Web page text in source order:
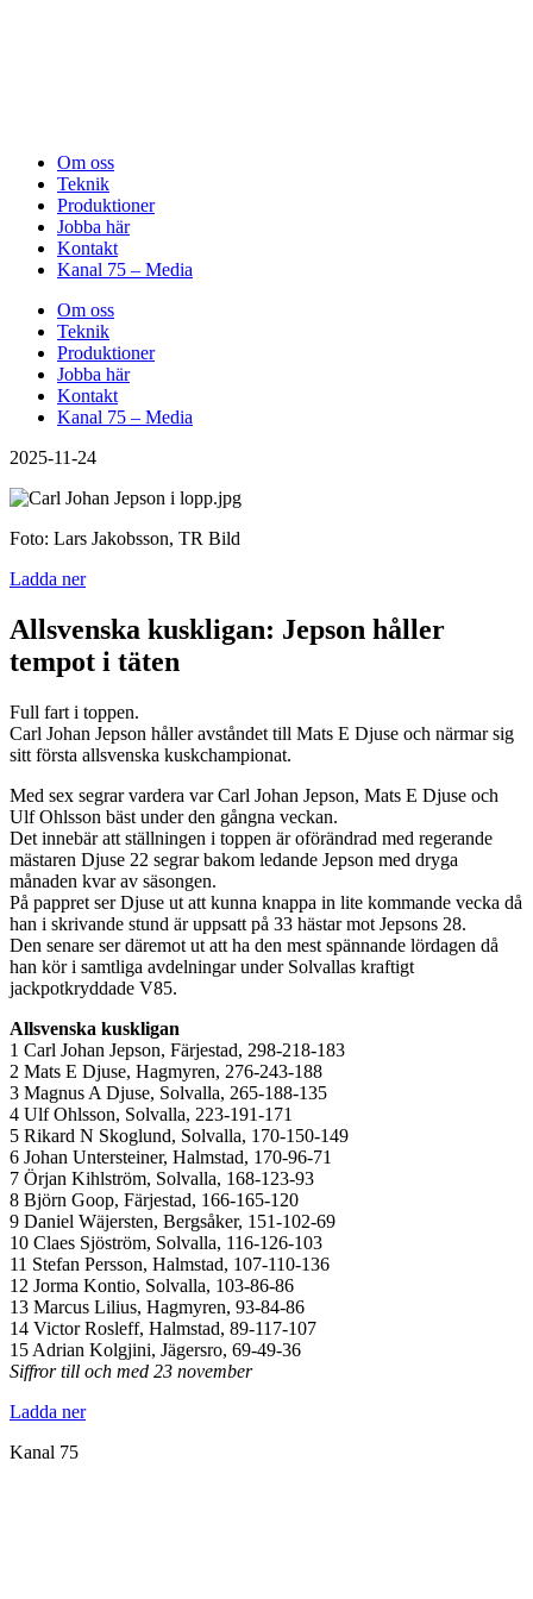
Om oss
Teknik
Produktioner
Jobba här
Kontakt
Kanal 75 – Media
Om oss
Teknik
Produktioner
Jobba här
Kontakt
Kanal 75 – Media
2025-11-24
Foto: Lars Jakobsson, TR Bild
Ladda ner
Allsvenska kuskligan: Jepson håller
tempot i täten
Full fart i toppen.
Carl Johan Jepson håller avståndet till Mats E Djuse och närmar sig
sitt första allsvenska kuskchampionat.
Med sex segrar vardera var Carl Johan Jepson, Mats E Djuse och
Ulf Ohlsson bäst under den gångna veckan.
Det innebär att ställningen i toppen är oförändrad med regerande
mästaren Djuse 22 segrar bakom ledande Jepson med dryga
månaden kvar av säsongen.
På pappret ser Djuse ut att kunna knappa in lite kommande vecka då
han i skrivande stund är uppsatt på 33 hästar mot Jepsons 28.
Den senare ser däremot ut att ha den mest spännande lördagen då
han kör i samtliga avdelningar under Solvallas kraftigt
jackpotkryddade V85.
Allsvenska kuskligan
1 Carl Johan Jepson, Färjestad, 298-218-183
2 Mats E Djuse, Hagmyren, 276-243-188
3 Magnus A Djuse, Solvalla, 265-188-135
4 Ulf Ohlsson, Solvalla, 223-191-171
5 Rikard N Skoglund, Solvalla, 170-150-149
6 Johan Untersteiner, Halmstad, 170-96-71
7 Örjan Kihlström, Solvalla, 168-123-93
8 Björn Goop, Färjestad, 166-165-120
9 Daniel Wäjersten, Bergsåker, 151-102-69
10 Claes Sjöström, Solvalla, 116-126-103
11 Stefan Persson, Halmstad, 107-110-136
12 Jorma Kontio, Solvalla, 103-86-86
13 Marcus Lilius, Hagmyren, 93-84-86
14 Victor Rosleff, Halmstad, 89-117-107
15 Adrian Kolgjini, Jägersro, 69-49-36
Siffror till och med 23 november
Ladda ner
Kanal 75